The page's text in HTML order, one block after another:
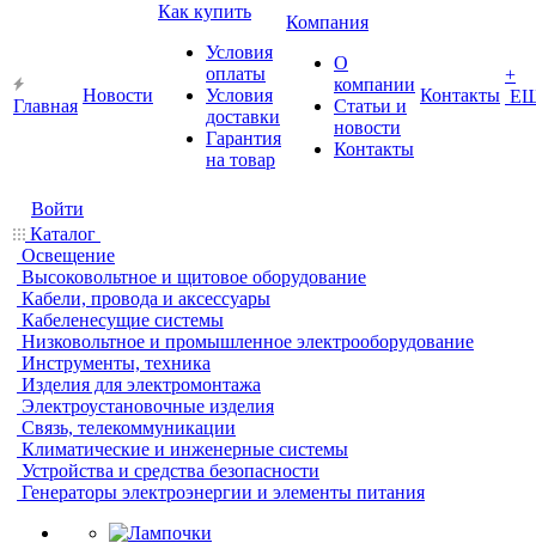
Главная
Новости
Как купить
Условия
оплаты
Условия
доставки
Гарантия
на товар
Компания
О
компании
Статьи и
новости
Контакты
Контакты
+
Войти
Каталог
Освещение
Высоковольтное и щитовое оборудование
Кабели, провода и аксессуары
Кабеленесущие системы
Низковольтное и промышленное электрооборудование
Инструменты, техника
Изделия для электромонтажа
Электроустановочные изделия
Связь, телекоммуникации
Климатические и инженерные системы
Устройства и средства безопасности
Генераторы электроэнергии и элементы питания